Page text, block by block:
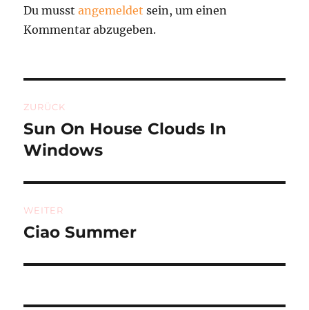
Du musstangemeldet sein, um einen
Kommentar abzugeben.
ZURÜCK
Vorheriger
Beitrag:
Sun On House Clouds In
Windows
WEITER
Nächster
Ciao Summer